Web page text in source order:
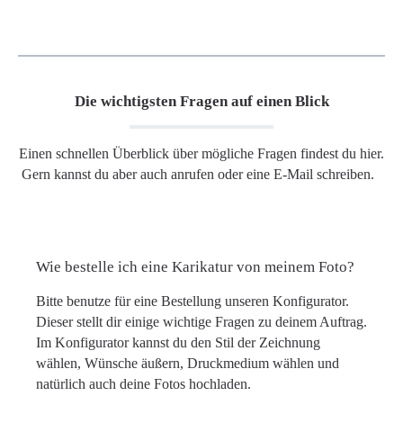
Die wichtigsten Fragen auf einen Blick
Einen schnellen Überblick über mögliche Fragen findest du hier.
Gern kannst du aber auch anrufen oder eine E-Mail schreiben.
Wie bestelle ich eine Karikatur von meinem Foto?
Bitte benutze für eine Bestellung unseren Konfigurator.
Dieser stellt dir einige wichtige Fragen zu deinem Auftrag.
Im Konfigurator kannst du den Stil der Zeichnung
wählen, Wünsche äußern, Druckmedium wählen und
natürlich auch deine Fotos hochladen.